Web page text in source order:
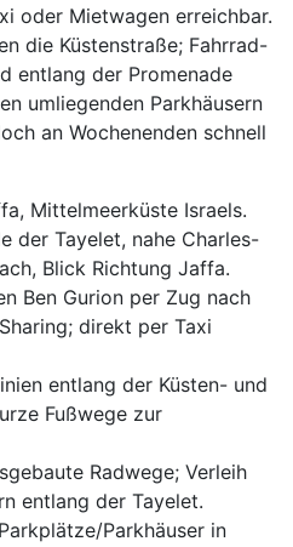
oder Mietwagen erreichbar.
die Küstenstraße; Fahrrad-
entlang der Promenade
umliegenden Parkhäusern
an Wochenenden schnell
Mittelmeerküste Israels.
der Tayelet, nahe Charles-
Blick Richtung Jaffa.
Ben Gurion per Zug nach
direkt per Taxi
entlang der Küsten- und
Fußwege zur
Radwege; Verleih
entlang der Tayelet.
Parkhäuser in